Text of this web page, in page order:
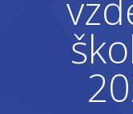
-- Školní
--